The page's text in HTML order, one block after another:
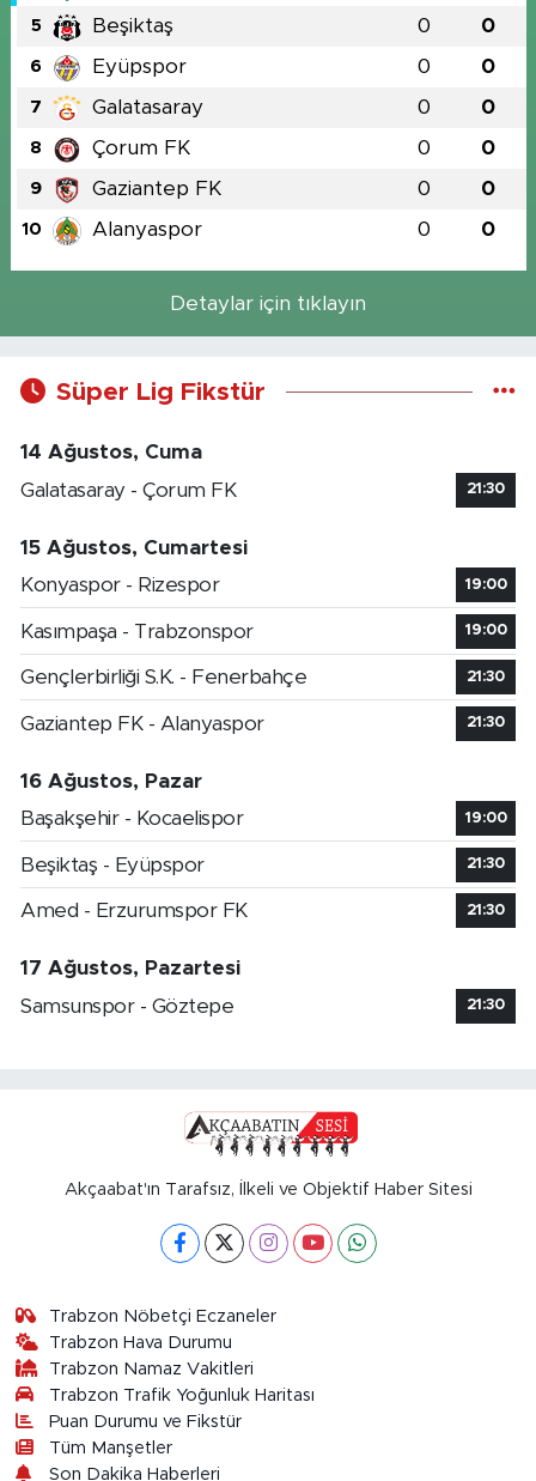
5 Beşiktaş 0 0
6 Eyüpspor 0 0
7 Galatasaray 0 0
8 Çorum FK 0 0
9 Gaziantep FK 0 0
10 Alanyaspor 0 0
Detaylar için tıklayın
Süper Lig Fikstür
14 Ağustos, Cuma
Galatasaray - Çorum FK
21:30
15 Ağustos, Cumartesi
Konyaspor - Rizespor
19:00
Kasımpaşa - Trabzonspor 19:00
Gençlerbirliği S.K. - Fenerbahçe 21:30
Gaziantep FK - Alanyaspor 21:30
16 Ağustos, Pazar
Başakşehir - Kocaelispor
19:00
Beşiktaş - Eyüpspor 21:30
Amed - Erzurumspor FK 21:30
17 Ağustos, Pazartesi
Samsunspor - Göztepe
21:30
Akçaabat'ın Tarafsız, İlkeli ve Objektif Haber Sitesi
Trabzon Nöbetçi Eczaneler
Trabzon Hava Durumu
Trabzon Namaz Vakitleri
Trabzon Trafik Yoğunluk Haritası
Puan Durumu ve Fikstür
Tüm Manşetler
Son Dakika Haberleri